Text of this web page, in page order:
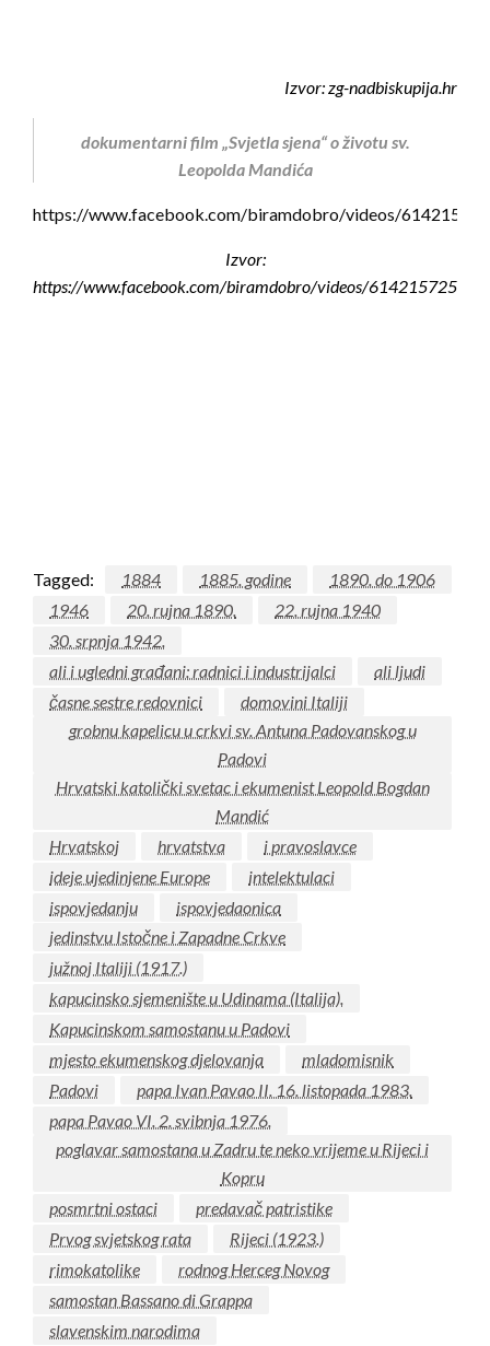
Izvor: zg-nadbiskupija.hr
dokumentarni film „Svjetla sjena“ o životu sv.
Leopolda Mandića
https://www.facebook.com/biramdobro/videos/
Izvor:
https://www.facebook.com/biramdobro/videos/
Tagged: 1884 1885. godine
1890. do 1906
1946
20. rujna 1890.
22. rujna 1940
30. srpnja 1942.
ali i ugledni građani: radnici i industrijalci
ali ljudi
časne sestre redovnici
domovini Italiji
grobnu kapelicu u crkvi sv. Antuna Padovanskog u
Padovi
Hrvatski katolički svetac i ekumenist Leopold Bogdan
Mandić
Hrvatskoj
hrvatstva
i pravoslavce
ideje ujedinjene Europe
intelektulaci
ispovjedanju
ispovjedaonica
jedinstvu Istočne i Zapadne Crkve
južnoj Italiji (1917.)
kapucinsko sjemenište u Udinama (Italija).
Kapucinskom samostanu u Padovi
mjesto ekumenskog djelovanja
mladomisnik
Padovi
papa Ivan Pavao II. 16. listopada 1983.
papa Pavao VI. 2. svibnja 1976.
poglavar samostana u Zadru te neko vrijeme u Rijeci i
Kopru
posmrtni ostaci
predavač patristike
Prvog svjetskog rata
Rijeci (1923.)
rimokatolike
rodnog Herceg Novog
samostan Bassano di Grappa
slavenskim narodima